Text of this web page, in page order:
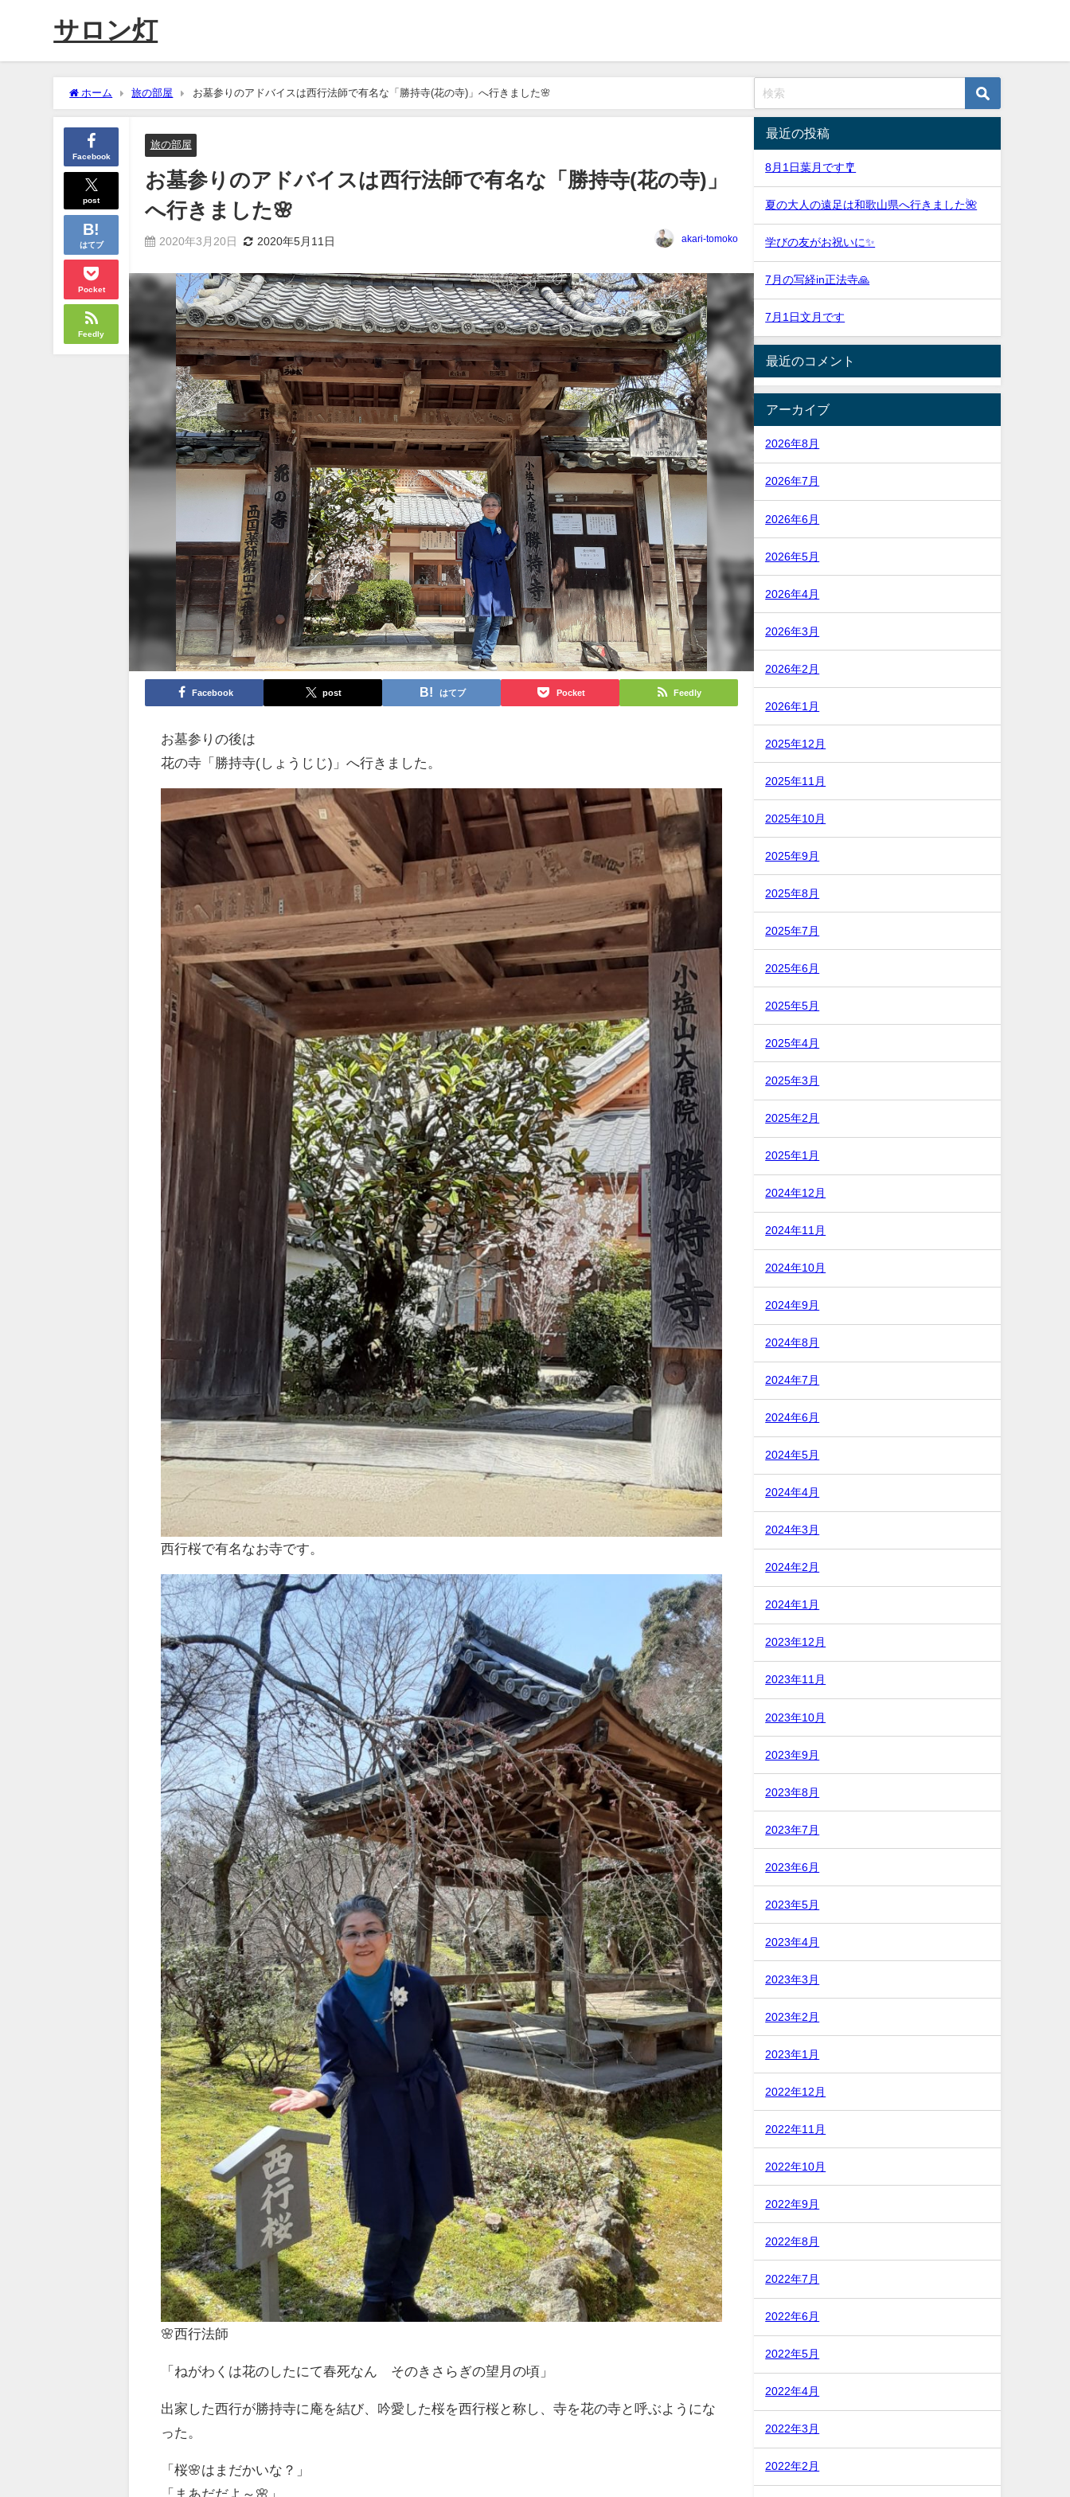
サロン灯
ホーム 旅の部屋 お墓参りのアドバイスは西行法師で有名な「勝持寺(花の寺)」へ行きました🌸
Facebook
post
はてブ
Pocket
Feedly
旅の部屋
お墓参りのアドバイスは西行法師で有名な「勝持寺(花の寺)」
へ行きました🌸
2020年3月20日 2020年5月11日 akari-tomoko
Facebook post はてブ Pocket Feedly
お墓参りの後は
花の寺「勝持寺(しょうじじ)」へ行きました。
西行桜で有名なお寺です。
🌸西行法師
「ねがわくは花のしたにて春死なん そのきさらぎの望月の頃」
出家した西行が勝持寺に庵を結び、吟愛した桜を西行桜と称し、寺を花の寺と呼ぶようにな
った。
「桜🌸はまだかいな？」
「まあだだよ～🌸」
最近の投稿
8月1日葉月です🎐
夏の大人の遠足は和歌山県へ行きました🌺
学びの友がお祝いに✨
7月の写経in正法寺🙏
7月1日文月です
最近のコメント
アーカイブ
2026年8月
2026年7月
2026年6月
2026年5月
2026年4月
2026年3月
2026年2月
2026年1月
2025年12月
2025年11月
2025年10月
2025年9月
2025年8月
2025年7月
2025年6月
2025年5月
2025年4月
2025年3月
2025年2月
2025年1月
2024年12月
2024年11月
2024年10月
2024年9月
2024年8月
2024年7月
2024年6月
2024年5月
2024年4月
2024年3月
2024年2月
2024年1月
2023年12月
2023年11月
2023年10月
2023年9月
2023年8月
2023年7月
2023年6月
2023年5月
2023年4月
2023年3月
2023年2月
2023年1月
2022年12月
2022年11月
2022年10月
2022年9月
2022年8月
2022年7月
2022年6月
2022年5月
2022年4月
2022年3月
2022年2月